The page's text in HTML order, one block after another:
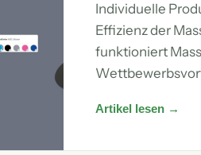
Individuelle
Effizienz der
funktioniert
Artikel lesen →